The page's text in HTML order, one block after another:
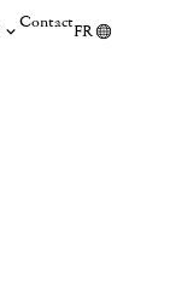
ContactFR